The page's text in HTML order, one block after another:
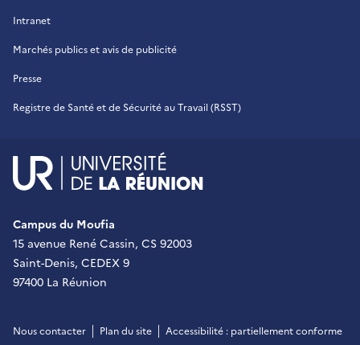
Intranet
Marchés publics et avis de publicité
Presse
Registre de Santé et de Sécurité au Travail (RSST)
Campus du Moufia
15 avenue René Cassin, CS 92003
Saint-Denis, CEDEX 9
97400 La Réunion
Nous contacter Plan du site Accessibilité : partiellement conforme